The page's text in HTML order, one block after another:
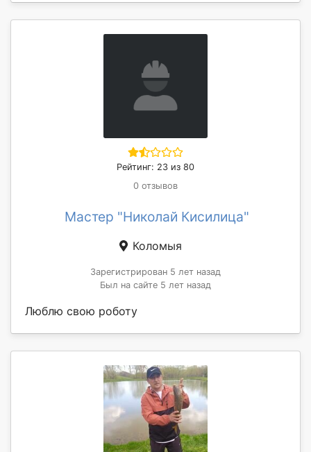
Рейтинг: 23 из 80
0 отзывов
Мастер "Николай Кисилица"
Коломыя
Зарегистрирован 5 лет назад
Был на сайте 5 лет назад
Люблю свою роботу